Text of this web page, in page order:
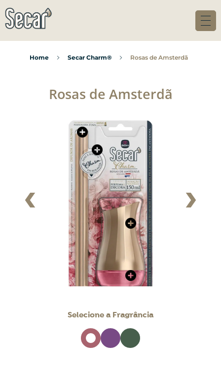
Home Secar Charm® Rosas de Amsterdã
Rosas de Amsterdã
Selecione a Fragrância